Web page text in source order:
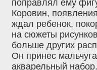
поправлял ему
Коровин,
ждал ребенок,
на сюжеты
больше других
Он принес
акварельный